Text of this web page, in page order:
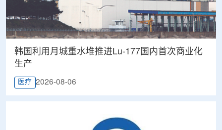
韩国利用月城重水堆推进Lu-177国内首次商业化
生产
医疗 2026-08-06